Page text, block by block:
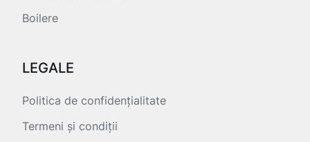
Boilere
LEGALE
Politica de confidențialitate
Termeni și condiții